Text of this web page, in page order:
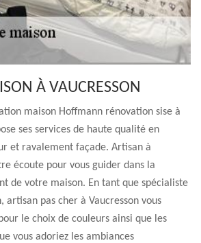
À VAUCRESSON
maison Hoffmann rénovation sise à
ses services de haute qualité en
et ravalement façade. Artisan à
écoute pour vous guider dans la
de votre maison. En tant que spécialiste
artisan pas cher à Vaucresson vous
le choix de couleurs ainsi que les
vous adoriez les ambiances